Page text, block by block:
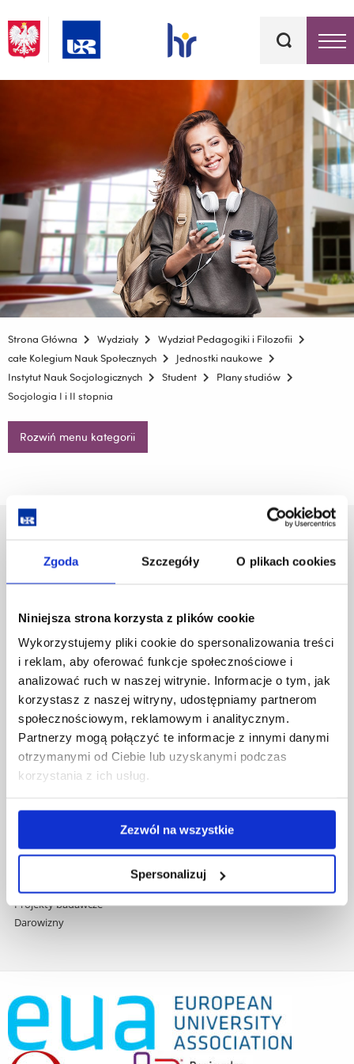
Zgoda Szczegóły O plikach cookies
Niniejsza strona korzysta z plików cookie
Wykorzystujemy pliki cookie do spersonalizowania treści
i reklam, aby oferować funkcje społecznościowe i
analizować ruch w naszej witrynie. Informacje o tym, jak
korzystasz z naszej witryny, udostępniamy partnerom
społecznościowym, reklamowym i analitycznym.
Partnerzy mogą połączyć te informacje z innymi danymi
otrzymanymi od Ciebie lub uzyskanymi podczas
korzystania z ich usług.
Zezwól na wszystkie
Spersonalizuj
kluczowe
Strona Główna Wydziały
Wydział Pedagogiki i Filozofii
całe Kolegium Nauk Społecznych
Jednostki naukowe
Instytut Nauk Socjologicznych
Student
Plany studiów
Socjologia I i II stopnia
Rozwiń menu kategorii
Al. Tadeusza Rejtana 16C
Pomiń
nawigację
przejdź
do
treści
Polityka prywatności
Biblioteka
Wydawnictwo
Covid info
Studia podyplomowe
Praca na UR
Zamówienia publiczne
Fundusze strukturalne
Projekty współfinansowane przez UE
Wynajem sal
Dane kontaktowe
Deklaracja dostępności cyfrowej
Projekty badawcze
Darowizny